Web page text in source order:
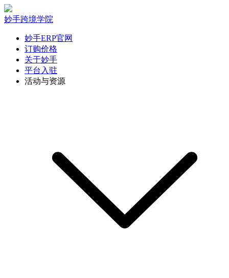
妙手跨境学院
妙手ERP官网
订购价格
关于妙手
平台入驻
活动与资源